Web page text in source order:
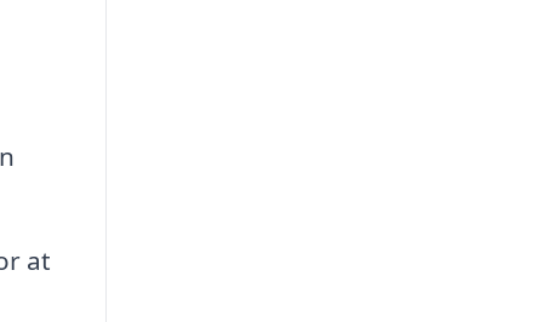
at